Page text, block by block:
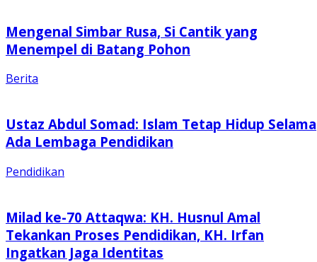
Mengenal Simbar Rusa, Si Cantik yang
Menempel di Batang Pohon
Berita
Ustaz Abdul Somad: Islam Tetap Hidup Selama
Ada Lembaga Pendidikan
Pendidikan
Milad ke-70 Attaqwa: KH. Husnul Amal
Tekankan Proses Pendidikan, KH. Irfan
Ingatkan Jaga Identitas